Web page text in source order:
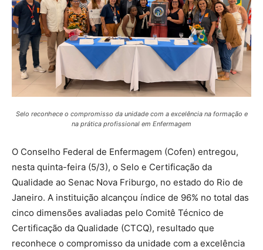
Selo reconhece o compromisso da unidade com a excelência na formação e
na prática profissional em Enfermagem
O Conselho Federal de Enfermagem (Cofen) entregou,
nesta quinta-feira (5/3), o Selo e Certificação da
Qualidade ao Senac Nova Friburgo, no estado do Rio de
Janeiro. A instituição alcançou índice de 96% no total das
cinco dimensões avaliadas pelo Comitê Técnico de
Certificação da Qualidade (CTCQ), resultado que
reconhece o compromisso da unidade com a excelência